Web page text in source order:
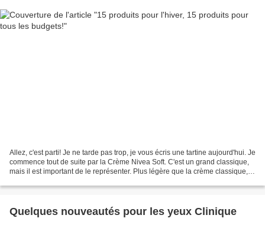
Allez, c'est parti! Je ne tarde pas trop, je vous écris une tartine aujourd'hui. Je
commence tout de suite par la Crème Nivea Soft. C'est un grand classique,
mais il est important de le représenter. Plus légère que la crème classique,
Quelques nouveautés pour les yeux Clinique